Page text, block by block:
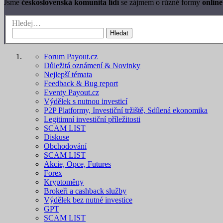
Jsme československá komunita lidíse zájmem o různé formy
Hledej…
Hledat
Forum Payout.cz
Důležitá oznámení & Novinky
Nejlepší témata
Feedback & Bug report
Eventy Payout.cz
Výdělek s nutnou investicí
P2P Platformy, Investiční tržiště, Sdílená ekonomika
Legitimní investiční příležitosti
SCAM LIST
Diskuse
Obchodování
SCAM LIST
Akcie, Opce, Futures
Forex
Kryptoměny
Brokeři a cashback služby
Výdělek bez nutné investice
GPT
SCAM LIST